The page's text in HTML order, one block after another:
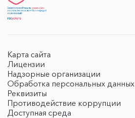
Карта сайта
Лицензии
Надзорные организации
Обработка персональных данных
Реквизиты
Противодействие коррупции
Доступная среда